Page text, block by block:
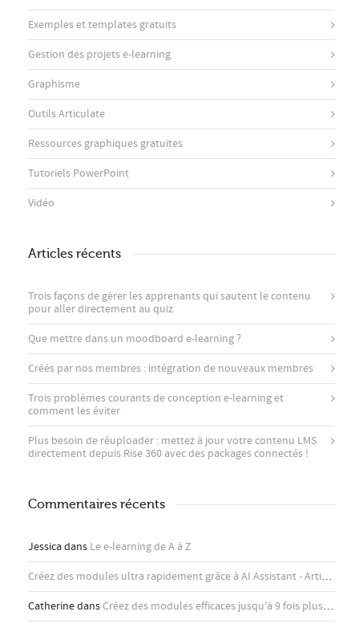
Exemples et templates gratuits
Gestion des projets e-learning
Graphisme
Outils Articulate
Ressources graphiques gratuites
Tutoriels PowerPoint
Vidéo
Articles récents
Trois façons de gérer les apprenants qui sautent le contenu
pour aller directement au quiz
Que mettre dans un moodboard e-learning ?
Créés par nos membres : intégration de nouveaux membres
Trois problèmes courants de conception e-learning et
comment les éviter
Plus besoin de réuploader : mettez à jour votre contenu LMS
directement depuis Rise 360 ​​avec des packages connectés !
Commentaires récents
Jessicadans Le e-learning de A à Z
Créez des modules ultra rapidement grâce à AI Assistant - Articulate
CatherinedansCréez des modules efficaces jusqu’à 9 fois plus rapidement avec l’assistant IA d’Articulate